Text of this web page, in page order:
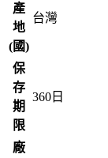
產
地
(國)
台灣
保
存
期
限
360 日
廠